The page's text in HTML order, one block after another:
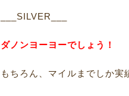
___SILVER___
ダノンヨーヨーでしょう！
もちろん、マイルまでしか実